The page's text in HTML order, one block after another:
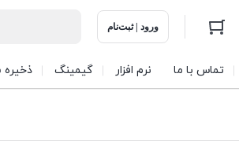
ورود | ثبت‌نام
گیمینگ نرم افزار تماس با ما